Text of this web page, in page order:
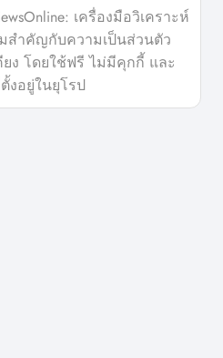
เครื่องมือวิเคราะห์
สำคัญกับความเป็นส่วนตัว
ยง โดยใช้ฟรี ไม่มีคุกกี้ และ
งอยู่ในยุโรป